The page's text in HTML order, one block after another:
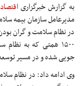
به گزارش خبرگزاری
مدیرعامل سازمان بیمه
در نظام سلامت و گران
۱۵۰۰ همتی که به
جویی شده و در مسیر
وی ادامه داد: در نظام